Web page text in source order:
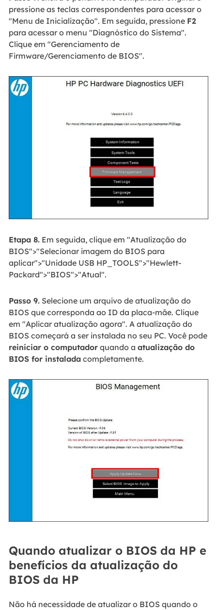
pressione as teclas correspondentes para acessar o
"Menu de Inicialização". Em seguida, pressione F2
para acessar o menu "Diagnóstico do Sistema".
Clique em "Gerenciamento de
Firmware/Gerenciamento de BIOS".
Etapa 8.Em seguida, clique em "Atualização do
BIOS">"Selecionar imagem do BIOS para
aplicar">"Unidade USB HP_TOOLS">"Hewlett-
Packard">"BIOS">"Atual".
Passo 9.Selecione um arquivo de atualização do
BIOS que corresponda ao ID da placa-mãe. Clique
em "Aplicar atualização agora". A atualização do
BIOS começará a ser instalada no seu PC. Você pode
reiniciar o computadorquando a atualização do
BIOS for instaladacompletamente.
Quando atualizar o BIOS da HP e
benefícios da atualização do
BIOS da HP
Não há necessidade de atualizar o BIOS quando o